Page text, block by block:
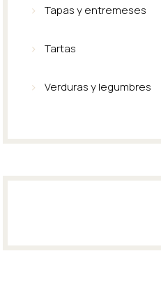
Tapas y entremeses
Tartas
Verduras y legumbres